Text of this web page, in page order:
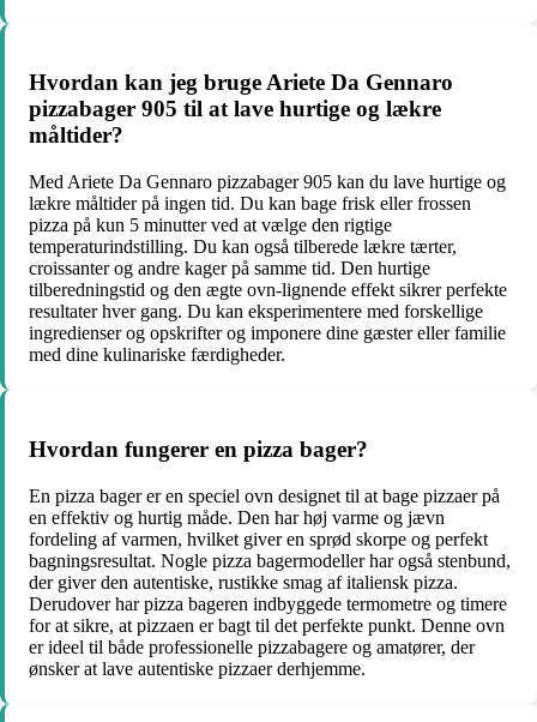
Hvordan kan jeg bruge Ariete Da Gennaro
pizzabager 905 til at lave hurtige og lækre
måltider?
Med Ariete Da Gennaro pizzabager 905 kan du lave hurtige og
lækre måltider på ingen tid. Du kan bage frisk eller frossen
pizza på kun 5 minutter ved at vælge den rigtige
temperaturindstilling. Du kan også tilberede lækre tærter,
croissanter og andre kager på samme tid. Den hurtige
tilberedningstid og den ægte ovn-lignende effekt sikrer perfekte
resultater hver gang. Du kan eksperimentere med forskellige
ingredienser og opskrifter og imponere dine gæster eller familie
med dine kulinariske færdigheder.
Hvordan fungerer en pizza bager?
En pizza bager er en speciel ovn designet til at bage pizzaer på
en effektiv og hurtig måde. Den har høj varme og jævn
fordeling af varmen, hvilket giver en sprød skorpe og perfekt
bagningsresultat. Nogle pizza bagermodeller har også stenbund,
der giver den autentiske, rustikke smag af italiensk pizza.
Derudover har pizza bageren indbyggede termometre og timere
for at sikre, at pizzaen er bagt til det perfekte punkt. Denne ovn
er ideel til både professionelle pizzabagere og amatører, der
ønsker at lave autentiske pizzaer derhjemme.